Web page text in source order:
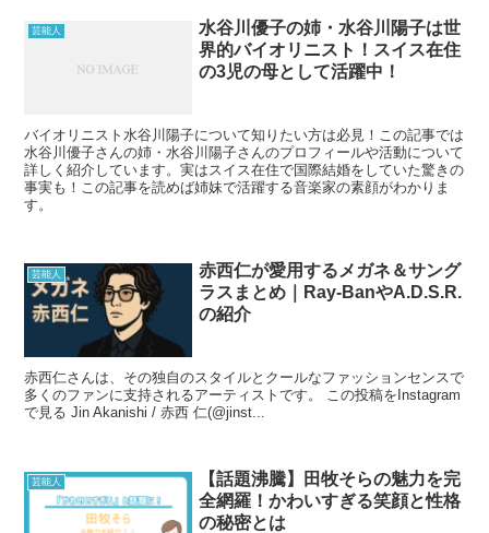
芸能人
水谷川優子の姉・水谷川陽子は世
界的バイオリニスト！スイス在住
の3児の母として活躍中！
バイオリニスト水谷川陽子について知りたい方は必見！この記事では
水谷川優子さんの姉・水谷川陽子さんのプロフィールや活動について
詳しく紹介しています。実はスイス在住で国際結婚をしていた驚きの
事実も！この記事を読めば姉妹で活躍する音楽家の素顔がわかりま
す。
芸能人
赤西仁が愛用するメガネ＆サング
ラスまとめ｜Ray-BanやA.D.S.R.
の紹介
赤西仁さんは、その独自のスタイルとクールなファッションセンスで
多くのファンに支持されるアーティストです。 この投稿をInstagram
で見る Jin Akanishi / 赤西 仁(@jinst...
芸能人
【話題沸騰】田牧そらの魅力を完
全網羅！かわいすぎる笑顔と性格
の秘密とは